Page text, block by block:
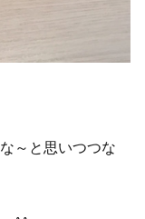
～と思いつつな